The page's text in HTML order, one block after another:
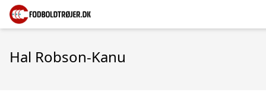
Hal Robson-Kanu